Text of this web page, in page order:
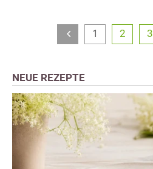
1 2 3
NEUE REZEPTE